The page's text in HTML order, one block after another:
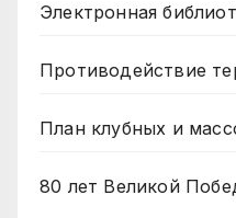
Электронная
Противодействие
План клубных и
80 лет Великой